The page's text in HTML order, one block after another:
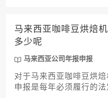
情到税务相关文件的每
备攻略与常见问题应对
成这一重要工作。
马来西亚咖啡豆烘焙
多少呢
马来西亚公司年报申报
对于马来西亚咖啡豆烘
申报是每年必须履行的